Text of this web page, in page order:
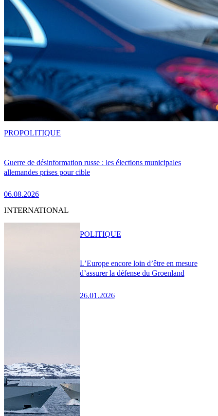
Guerre de désinformation russe : les élections municipales
allemandes prises pour cible
06.08.2026
PROPOLITIQUE
INTERNATIONAL
L’Europe encore loin d’être en mesure
d’assurer la défense du Groenland
26.01.2026
POLITIQUE